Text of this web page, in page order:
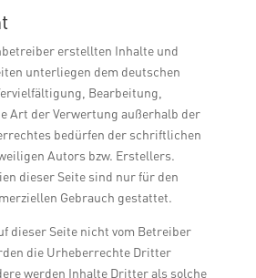
erstellten Inhalte und
unterliegen dem deutschen
Bearbeitung,
Art der Verwertung außerhalb der
bedürfen der schriftlichen
Autors bzw. Erstellers.
dieser Seite sind nur für den
Gebrauch gestattet.
dieser Seite nicht vom Betreiber
die Urheberrechte Dritter
werden Inhalte Dritter als solche